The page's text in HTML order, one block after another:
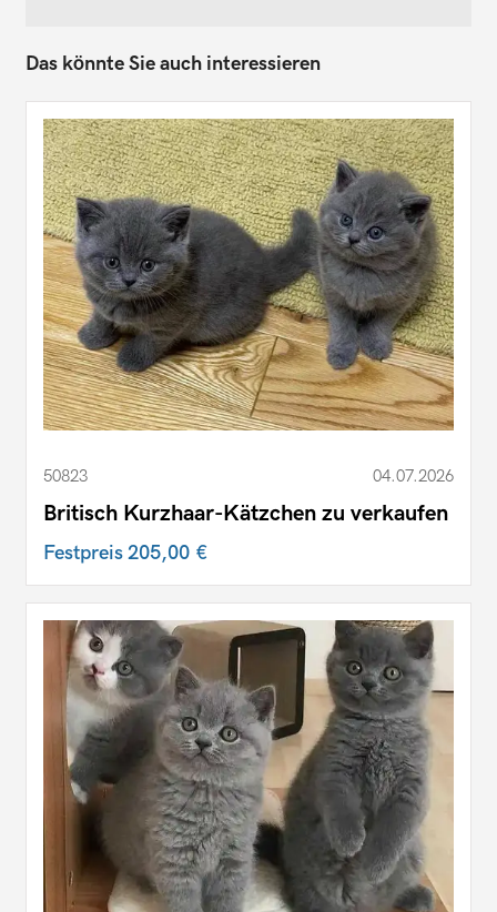
Das könnte Sie auch interessieren
50823 04.07.2026
Britisch Kurzhaar-Kätzchen zu verkaufen
Festpreis205,00 €